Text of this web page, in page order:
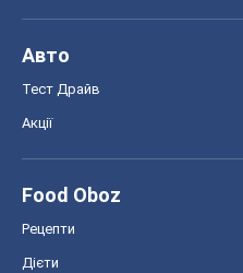
Авто
Тест Драйв
Акції
Food Oboz
Рецепти
Дієти